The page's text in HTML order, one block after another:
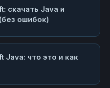
скачать Java и
ошибок)
Java: что это и как